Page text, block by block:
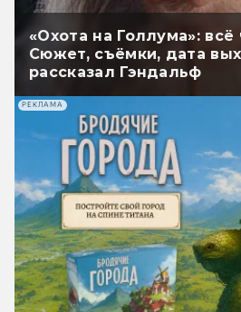
«Охота на Голлума»: всё
Сюжет, съёмки, дата
рассказал Гэндальф
РЕКЛАМА